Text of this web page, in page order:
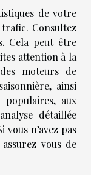
de votre
Consultez
Cela peut être
attention à la
moteurs de
ainsi
aux
détaillée
n’avez pas
vous de